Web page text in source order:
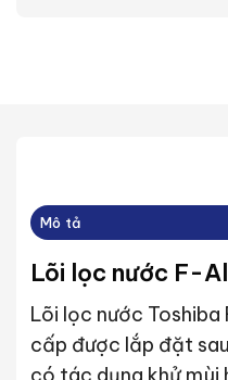
Mô tả
Lõi lọc nước F-
Lõi lọc nước
cấp được lắp đặt